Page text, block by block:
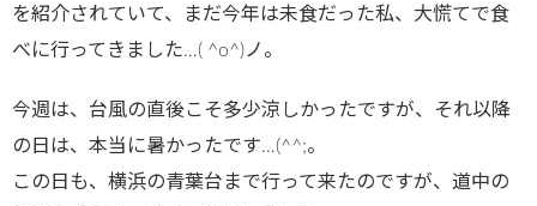
on line2897
を紹介されていて、まだ今年は未食だった私、大慌てで食
べに行ってきました…( ^o^)ノ。
今週は、台風の直後こそ多少涼しかったですが、それ以降
の日は、本当に暑かったです…(^^;。
この日も、横浜の青葉台まで行って来たのですが、道中の